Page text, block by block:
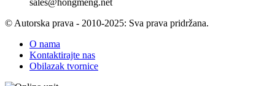
© Autorska prava - 2010-2025: Sva prava pridržana.
O nama
Kontaktirajte nas
Obilazak tvornice